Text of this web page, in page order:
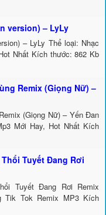
version) – LyLy
– LyLy Thể loại: Nhạc
Nhất Kích thước: 862 Kb
Remix (Giọng Nữ) –
(Giọng Nữ) – Yến Đan
Mới Hay, Hot Nhất Kích
Tuyết Đang Rơi
Tuyết Đang Rơi Remix
Tik Tok Remix MP3 Kích